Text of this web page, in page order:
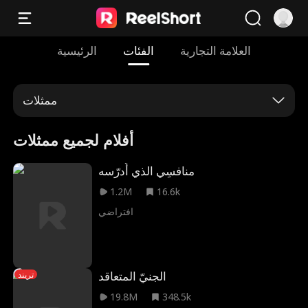
الرئيسية الفئات العلامة التجارية
ممثلات
أفلام لجميع ممثلات
منافسِي الذي أُدرّسه
1.2M
16.6k
افتراضي
تريند الجنيّ المتعاقد
19.8M
348.5k